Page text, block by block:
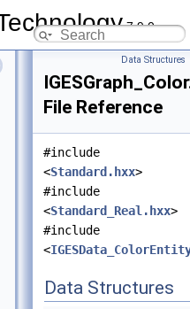
7.9.0
Data Structures
File Reference
#include
<Standard.hxx>
#include
<Standard_Real.hxx>
#include
<
Data Structures